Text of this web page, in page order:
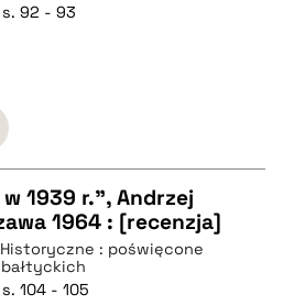
s. 92 - 93
1939 r.", Andrzej
1964 : [recenzja]
: poświęcone
104 - 105